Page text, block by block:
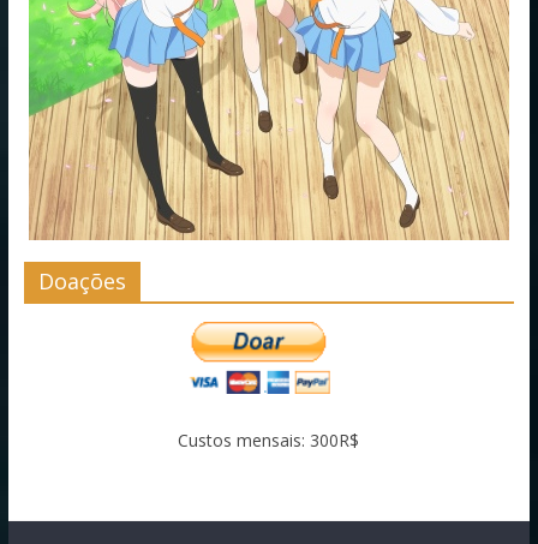
Doações
Custos mensais: 300R$